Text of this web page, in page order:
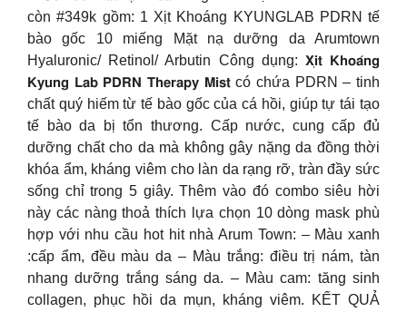
còn #349k gồm: 1 Xịt Khoáng KYUNGLAB PDRN tế
bào gốc 10 miếng Mặt nạ dưỡng da Arumtown
Hyaluronic/ Retinol/ Arbutin Công dụng: 𝗫𝗶̣𝘁 𝗞𝗵𝗼𝗮́𝗻𝗴
𝗞𝘆𝘂𝗻𝗴 𝗟𝗮𝗯 𝗣𝗗𝗥𝗡 𝗧𝗵𝗲𝗿𝗮𝗽𝘆 𝗠𝗶𝘀𝘁 có chứa PDRN – tinh
chất quý hiếm từ tế bào gốc của cá hồi, giúp tự tái tạo
tế bào da bị tổn thương. Cấp nước, cung cấp đủ
dưỡng chất cho da mà không gây nặng da đồng thời
khóa ẩm, kháng viêm cho làn da rạng rỡ, tràn đầy sức
sống chỉ trong 5 giây. Thêm vào đó combo siêu hời
này các nàng thoả thích lựa chọn 10 dòng mask phù
hợp với nhu cầu hot hit nhà Arum Town: – Màu xanh
:cấp ẩm, đều màu da – Màu trắng: điều trị nám, tàn
nhang dưỡng trắng sáng da. – Màu cam: tăng sinh
collagen, phục hồi da mụn, kháng viêm. KẾT QUẢ